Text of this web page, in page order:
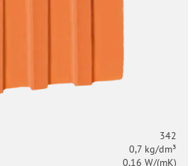
342
0,7 kg/dm³
0,16 W/(mK)